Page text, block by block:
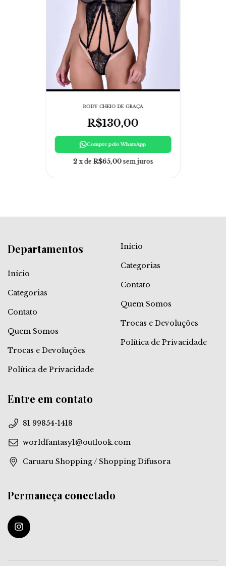
BODY CHEIO DE GRAÇA
R$130,00
Compre pelo WhatsApp
2 x de R$65,00 sem juros
Departamentos
Início
Categorias
Contato
Quem Somos
Trocas e Devoluções
Política de Privacidade
Início
Categorias
Contato
Quem Somos
Trocas e Devoluções
Política de Privacidade
Entre em contato
81 99854-1418
worldfantasy1@outlook.com
Caruaru Shopping / Shopping Difusora
Permaneça conectado